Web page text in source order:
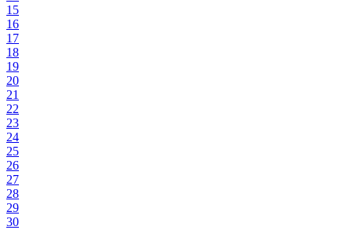
15
16
17
18
19
20
21
22
23
24
25
26
27
28
29
30